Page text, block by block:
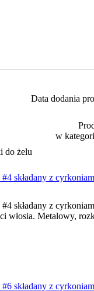
Data dodania
w
do żelu
#4 składany z
#4 składany z
włosia. Metalowy,
składany z